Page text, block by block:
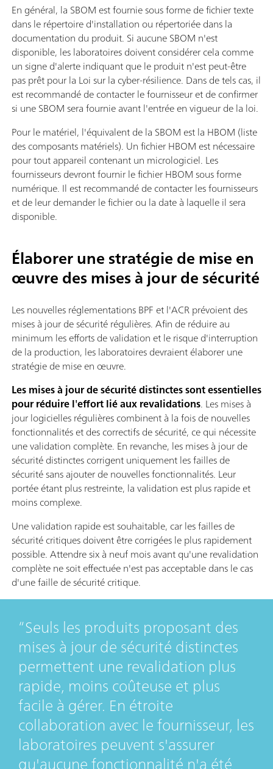
En général, la SBOM est fournie sous forme de fichier texte
dans le répertoire d'installation ou répertoriée dans la
documentation du produit. Si aucune SBOM n'est
disponible, les laboratoires doivent considérer cela comme
un signe d'alerte indiquant que le produit n'est peut-être
pas prêt pour la Loi sur la cyber-résilience. Dans de tels cas, il
est recommandé de contacter le fournisseur et de confirmer
si une SBOM sera fournie avant l'entrée en vigueur de la loi.
Pour le matériel, l'équivalent de la SBOM est la HBOM (liste
des composants matériels). Un fichier HBOM est nécessaire
pour tout appareil contenant un micrologiciel. Les
fournisseurs devront fournir le fichier HBOM sous forme
numérique. Il est recommandé de contacter les fournisseurs
et de leur demander le fichier ou la date à laquelle il sera
disponible.
Élaborer une stratégie de mise en
œuvre des mises à jour de sécurité
Les nouvelles réglementations BPF et l'ACR prévoient des
mises à jour de sécurité régulières. Afin de réduire au
minimum les efforts de validation et le risque d'interruption
de la production, les laboratoires devraient élaborer une
stratégie de mise en œuvre.
Les mises à jour de sécurité distinctes sont essentielles
pour réduire l'effort lié aux revalidations. Les mises à
jour logicielles régulières combinent à la fois de nouvelles
fonctionnalités et des correctifs de sécurité, ce qui nécessite
une validation complète. En revanche, les mises à jour de
sécurité distinctes corrigent uniquement les failles de
sécurité sans ajouter de nouvelles fonctionnalités. Leur
portée étant plus restreinte, la validation est plus rapide et
moins complexe.
Une validation rapide est souhaitable, car les failles de
sécurité critiques doivent être corrigées le plus rapidement
possible. Attendre six à neuf mois avant qu'une revalidation
complète ne soit effectuée n'est pas acceptable dans le cas
d'une faille de sécurité critique.
Seuls les produits proposant des
mises à jour de sécurité distinctes
permettent une revalidation plus
rapide, moins coûteuse et plus
facile à gérer. En étroite
collaboration avec le fournisseur, les
laboratoires peuvent s'assurer